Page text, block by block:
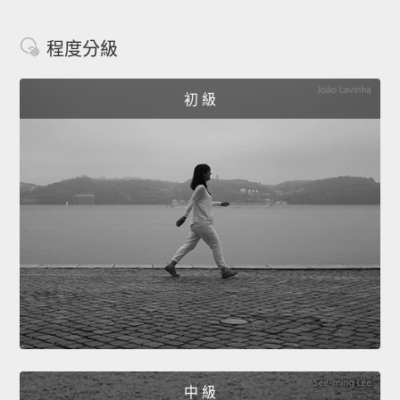
程度分級
初 級
中 級